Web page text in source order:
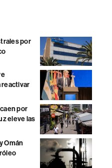
por
reactivar
por
eleve las
Omán